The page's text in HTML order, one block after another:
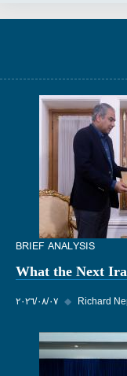
BRIEF ANALYSIS
What the Next
٠٧‏/٠٨‏/٢٠٢٦ ◆ Richard